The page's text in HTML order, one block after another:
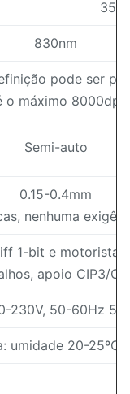
830nm
pode ser
o máximo 8000dpi)
Semi-auto
0.15-0.4mm
nenhuma
1-bit e motorista
apoio CIP3/
230V, 50-60Hz
umidade 20-25ºC: